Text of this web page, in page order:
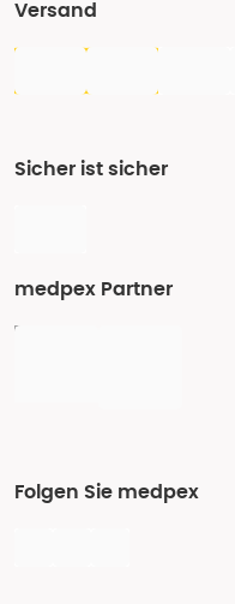
Versand
Sicher ist sicher
medpex Partner
Folgen Sie medpex